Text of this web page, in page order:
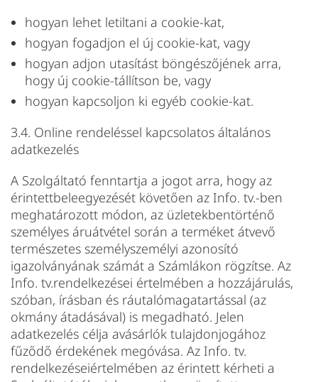
hogyan lehet letiltani a cookie-kat,
hogyan fogadjon el új cookie-kat, vagy
hogyan adjon utasítást böngészőjének arra,
hogy új cookie-tállítson be, vagy
hogyan kapcsoljon ki egyéb cookie-kat.
3.4. Online rendeléssel kapcsolatos általános
adatkezelés
A Szolgáltató fenntartja a jogot arra, hogy az
érintettbeleegyezését követően az Info. tv.-ben
meghatározott módon, az üzletekbentörténő
személyes áruátvétel során a terméket átvevő
természetes személyszemélyi azonosító
igazolványának számát a Számlákon rögzítse. Az
Info. tv.rendelkezései értelmében a hozzájárulás,
szóban, írásban és ráutalómagatartással (az
okmány átadásával) is megadható. Jelen
adatkezelés célja avásárlók tulajdonjogához
fűződő érdekének megóvása. Az Info. tv.
rendelkezéseiértelmében az érintett kérheti a